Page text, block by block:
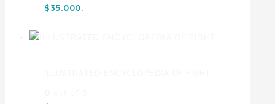
$35.000.